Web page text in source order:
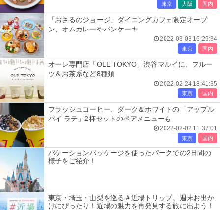
東京 大阪 国内
「おさるのジョージ」ダイニングカフェ限定オープ
ン、オムカレーやパンケーキ
2022-03-03 16:29:34
東京 国内
オーレ専門店「OLE TOKYO」渋谷マルイに、フルー
ツ＆お茶系など8種類
2022-02-24 18:41:35
東京 国内
フラッシュコーヒー、ダーク＆ホワイトの「アップル
パイ ラテ」2杯セットのペアメニューも
2022-02-02 11:37:01
東京 国内
バケーションパッケージを使ったパークでの2日間の
様子をご紹介！
東京・埼玉・山梨を巡る＃近場トリップ。週末お出か
けにぴったり！近場の魅力を再発見する旅に出よう！